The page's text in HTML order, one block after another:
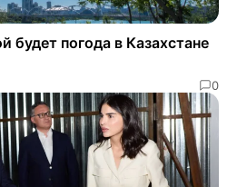
будет погода в Казахстане
0